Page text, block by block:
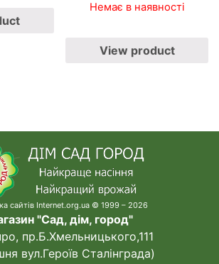
Немає в наявності
View product
сайтів Internet.org.ua © 1999 – 2026
"Сад, дім, город"
пр.Б.Хмельницького,111
вул.Героїв Сталінграда)